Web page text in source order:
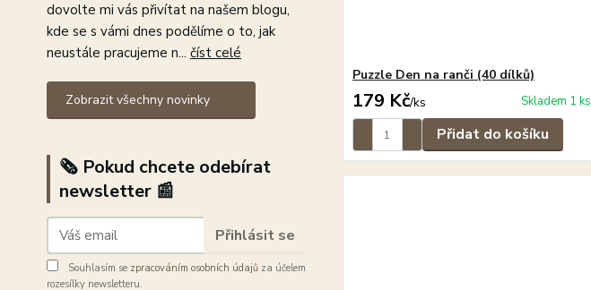
dovolte mi vás přivítat na našem blogu,
kde se s vámi dnes podělíme o to, jak
neustále pracujeme n... číst celé
Zobrazit všechny novinky
🗞️ Pokud chcete odebírat
newsletter 📰
Přihlásit se
Souhlasím se zpracováním osobních údajů za účelem
rozesílky newsletteru.
Puzzle Den na ranči (40 dílků)
179 Kč/ks Skladem 1 ks
Přidat do košíku